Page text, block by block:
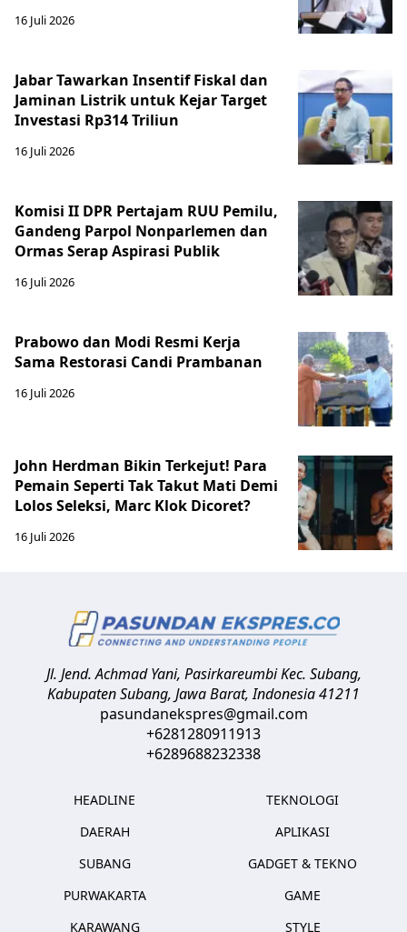
16 Juli 2026
Jabar Tawarkan Insentif Fiskal dan
Jaminan Listrik untuk Kejar Target
Investasi Rp314 Triliun
16 Juli 2026
Komisi II DPR Pertajam RUU Pemilu,
Gandeng Parpol Nonparlemen dan
Ormas Serap Aspirasi Publik
16 Juli 2026
Prabowo dan Modi Resmi Kerja
Sama Restorasi Candi Prambanan
16 Juli 2026
John Herdman Bikin Terkejut! Para
Pemain Seperti Tak Takut Mati Demi
Lolos Seleksi, Marc Klok Dicoret?
16 Juli 2026
Jl. Jend. Achmad Yani, Pasirkareumbi Kec. Subang,
Kabupaten Subang, Jawa Barat,Indonesia41211
pasundanekspres@gmail.com
+6281280911913
+6289688232338
HEADLINE
DAERAH
SUBANG
PURWAKARTA
KARAWANG
TEKNOLOGI
APLIKASI
GADGET & TEKNO
GAME
STYLE